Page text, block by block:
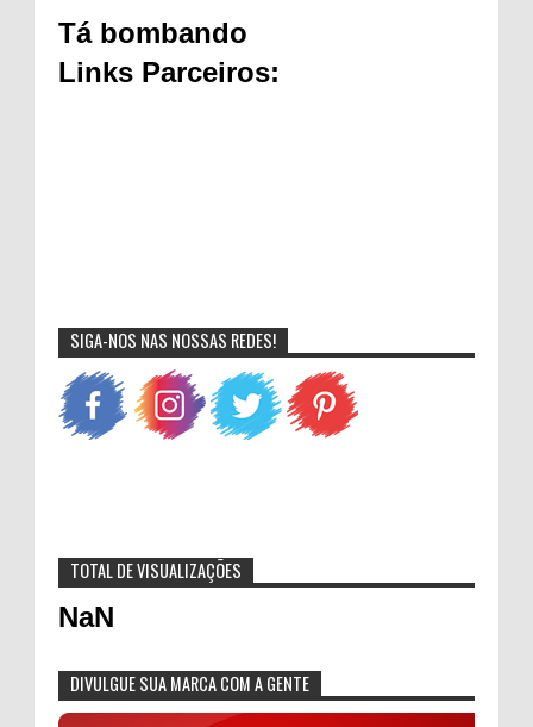
Tá bombando
Links Parceiros:
SIGA-NOS NAS NOSSAS REDES!
TOTAL DE VISUALIZAÇÕES
NaN
DIVULGUE SUA MARCA COM A GENTE